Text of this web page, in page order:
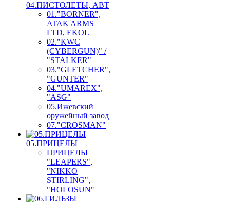
04.ПИСТОЛЕТЫ, АВТ
01."BORNER",
ATAK ARMS
LTD, EKOL
02."KWC
(CYBERGUN)" /
"STALKER"
03."GLETCHER",
"GUNTER"
04."UMAREX",
"ASG"
05.Ижевский
оружейный завод
07."CROSMAN"
05.ПРИЦЕЛЫ
ПРИЦЕЛЫ
"LEAPERS",
"NIKKO
STIRLING",
"HOLOSUN"